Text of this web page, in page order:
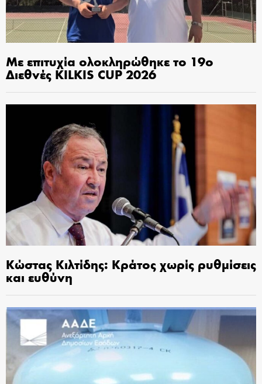
Με επιτυχία ολοκληρώθηκε το 19ο
Διεθνές KILKIS CUP 2026
Κώστας Κιλτίδης: Κράτος χωρίς ρυθμίσεις
και ευθύνη